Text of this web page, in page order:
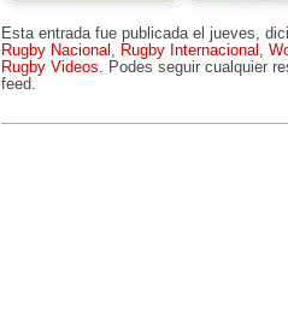
Esta entrada fue publicada el jueves,
Rugby Nacional , Rugby Internacional ,
Rugby Videos. Podes seguir cualquier
feed.